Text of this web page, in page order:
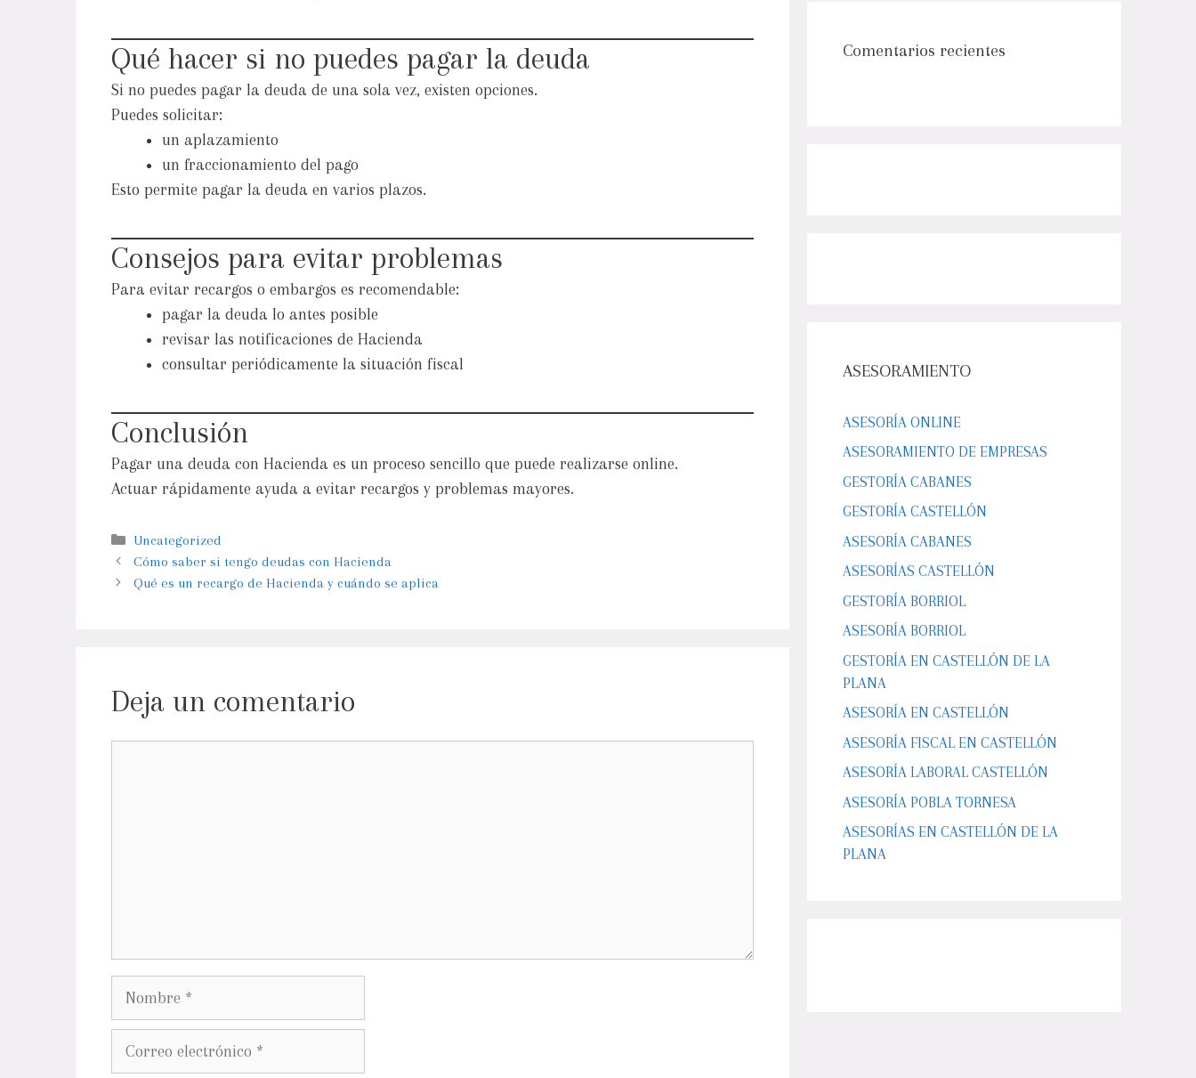
Qué hacer si no puedes pagar la deuda
Si no puedes pagar la deuda de una sola vez, existen opciones.
Puedes solicitar:
un aplazamiento
un fraccionamiento del pago
Esto permite pagar la deuda en varios plazos.
Consejos para evitar problemas
Para evitar recargos o embargos es recomendable:
pagar la deuda lo antes posible
revisar las notificaciones de Hacienda
consultar periódicamente la situación fiscal
Conclusión
Pagar una deuda con Hacienda es un proceso sencillo que puede realizarse online.
Actuar rápidamente ayuda a evitar recargos y problemas mayores.
Uncategorized
Cómo saber si tengo deudas con Hacienda
Qué es un recargo de Hacienda y cuándo se aplica
Deja un comentario
Comentarios recientes
ASESORAMIENTO
ASESORÍA ONLINE
ASESORAMIENTO DE EMPRESAS
GESTORÍA CABANES
GESTORÍA CASTELLÓN
ASESORÍA CABANES
ASESORÍAS CASTELLÓN
GESTORÍA BORRIOL
ASESORÍA BORRIOL
GESTORÍA EN CASTELLÓN DE LA
PLANA
ASESORÍA EN CASTELLÓN
ASESORÍA FISCAL EN CASTELLÓN
ASESORÍA LABORAL CASTELLÓN
ASESORÍA POBLA TORNESA
ASESORÍAS EN CASTELLÓN DE LA
PLANA